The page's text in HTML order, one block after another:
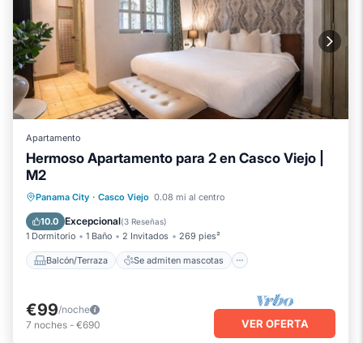
Apartamento
Hermoso Apartamento para 2 en Casco Viejo |
M2
Panama City · Casco Viejo 0.08 mi al centro
10.0 Excepcional(3 Reseñas)
1 Dormitorio 1 Baño 2 Invitados 269 pies²
Balcón/Terraza Se admiten mascotas
Balcón/Terraza
Se admiten mascotas
Cocina
Aire acondicionado
€99/noche
7 noches - €690 VER OFERTA